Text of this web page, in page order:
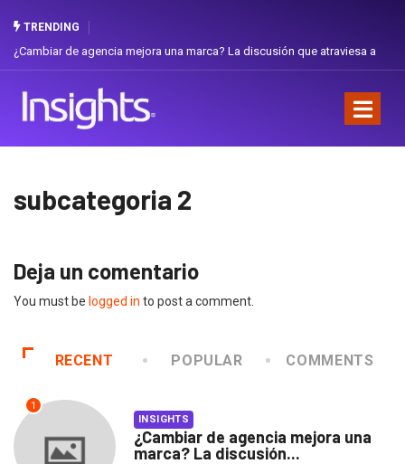
TRENDING
¿Cambiar de agencia mejora una marca? La discusión que atraviesa a
subcategoria 2
Deja un comentario
You must be logged in to post a comment.
RECENT POPULAR COMMENTS
1
INSIGHTS
¿Cambiar de agencia mejora una
marca? La discusión...